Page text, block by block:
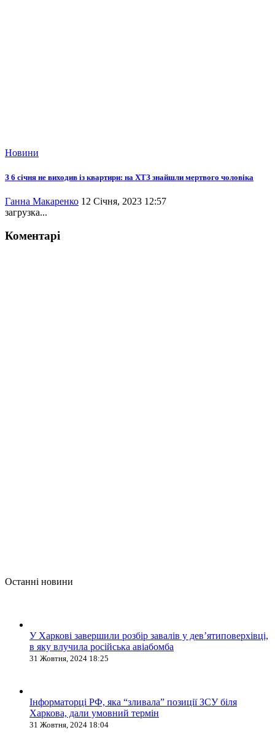
Новини
З 6 січня не виходив із квартири: на ХТЗ знайшли мертвого чоловіка
Ганна Макаренко 12 Січня, 2023 12:57
загрузка...
Коментарі
Останні новини
У Харкові завершили розбір завалів у дев’ятиповерхівці,
в яку влучила російська авіабомба
31 Жовтня, 2024 18:25
Інформаторці РФ, яка “зливала” позиції ЗСУ біля
Харкова, дали умовний термін
31 Жовтня, 2024 18:04